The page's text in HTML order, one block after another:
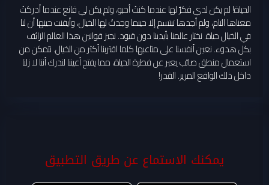
الحياة! لم يكن لدي فكرٌ لها عندما كنتُ أحبو، ولم يكن لي قانع عندما أدركتُ
معناها التام، ولم أجدها تبتسم إلا حينما وجدتُ لها الخيال، وأيقنت حينها أن لنا
في الخيال حياة. نختار عالمنا بأيدينا دون قيود. نجيز قوانين هذا العالم الزائف
بكل هدوء. نعين أنفسنا على متاعبها كلما اقتربنا أكثر من الخيال. نتمكن من
استعمال منطق صائب يعبر عن فطرة الحياة، مما يفتح أعيننا لندرك أننا لا زلنا
داخل ذلك الواقع المرير. القدر!
يمكنك الاستماع عن طريق التطبيق